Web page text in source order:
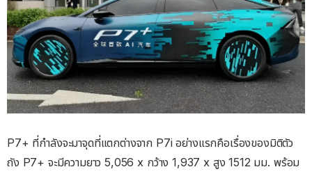
P7+ ที่กำลังจะมาจุดที่แตกต่างจาก P7i อย่างแรกคือเรื่องของมิติตัว
ถัง P7+ จะมีความยาว 5,056 x กว้าง 1,937 x สูง 1512 มม. พร้อม